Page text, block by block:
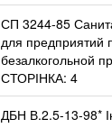
СП 3244-85
для предприятий
безалкогольной
СТОРІНКА: 4
ДБН В.2.5-13-98*